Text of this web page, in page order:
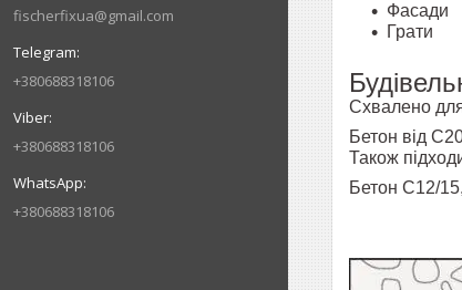
fischerfixua@gmail.com
+380688318106
+380688318106
+380688318106
Фасади
Грати
Схвалено
Бетон від
Також
Бетон С12/